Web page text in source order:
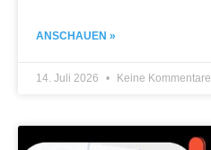
ANSCHAUEN »
14. Juli 2026 Keine Kommentare